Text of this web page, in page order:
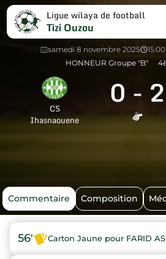
Ligue wilaya de football
Tizi Ouzou
samedi 8 novembre 2025 15:00
HONNEUR Groupe "B"
CS
Ihasnaouene
0 - 2
Commentaire Composition
56' Carton Jaune pour FARID